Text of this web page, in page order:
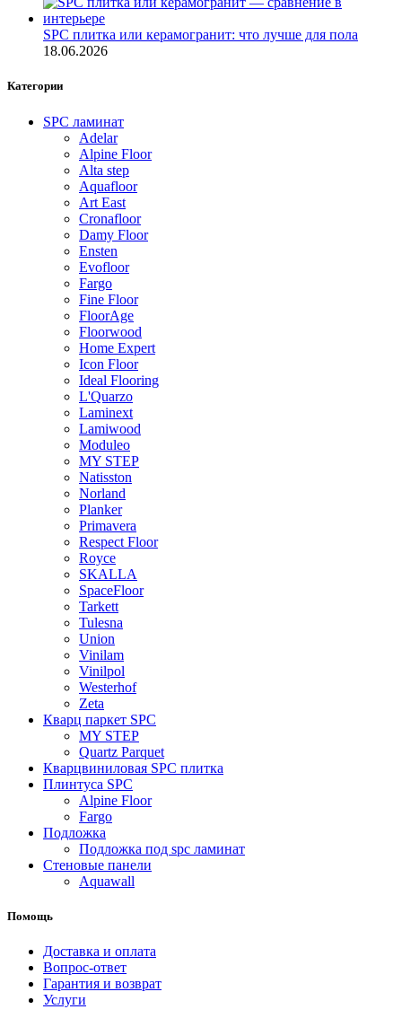
SPC плитка или керамогранит: что лучше для пола
18.06.2026
Категории
SPC ламинат
Adelar
Alpine Floor
Alta step
Aquafloor
Art East
Cronafloor
Damy Floor
Ensten
Evofloor
Fargo
Fine Floor
FloorAge
Floorwood
Home Expert
Icon Floor
Ideal Flooring
L'Quarzo
Laminext
Lamiwood
Moduleo
MY STEP
Natisston
Norland
Planker
Primavera
Respect Floor
Royce
SKALLA
SpaceFloor
Tarkett
Tulesna
Union
Vinilam
Vinilpol
Westerhof
Zeta
Кварц паркет SPC
MY STEP
Quartz Parquet
Кварцвиниловая SPC плитка
Плинтуса SPC
Alpine Floor
Fargo
Подложка
Подложка под spc ламинат
Стеновые панели
Aquawall
Помощь
Доставка и оплата
Вопрос-ответ
Гарантия и возврат
Услуги